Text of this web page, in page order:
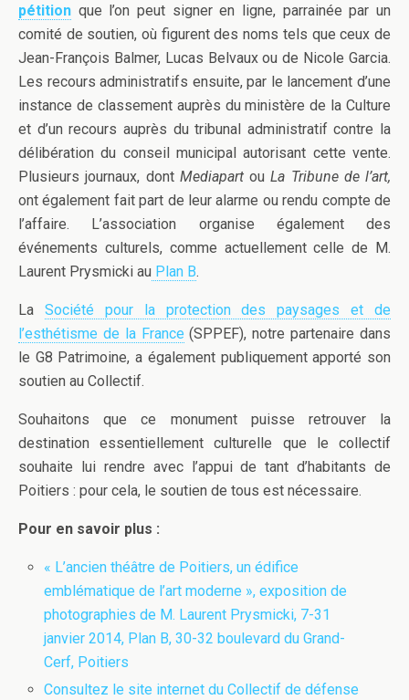
pétition que l’on peut signer en ligne, parrainée par un
comité de soutien, où figurent des noms tels que ceux de
Jean-François Balmer, Lucas Belvaux ou de Nicole Garcia.
Les recours administratifs ensuite, par le lancement d’une
instance de classement auprès du ministère de la Culture
et d’un recours auprès du tribunal administratif contre la
délibération du conseil municipal autorisant cette vente.
Plusieurs journaux, dont MediapartouLa Tribune de l’art,
ont également fait part de leur alarme ou rendu compte de
l’affaire. L’association organise également des
événements culturels, comme actuellement celle de M.
Laurent Prysmicki au Plan B.
La Société pour la protection des paysages et de
l’esthétisme de la France (SPPEF), notre partenaire dans
le G8 Patrimoine, a également publiquement apporté son
soutien au Collectif.
Souhaitons que ce monument puisse retrouver la
destination essentiellement culturelle que le collectif
souhaite lui rendre avec l’appui de tant d’habitants de
Poitiers : pour cela, le soutien de tous est nécessaire.
Pour en savoir plus :
« L’ancien théâtre de Poitiers, un édifice
emblématique de l’art moderne », exposition de
photographies de M. Laurent Prysmicki, 7-31
janvier 2014, Plan B, 30-32 boulevard du Grand-
Cerf, Poitiers
Consultez le site internet du Collectif de défense